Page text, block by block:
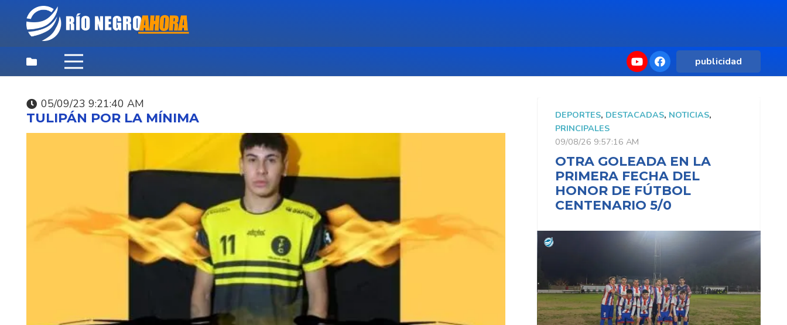
publicidad
05/09/23 9:21:40 AM
TULIPÁN POR LA MÍNIMA
DEPORTES,DESTACADAS
OTRA GOLEADA EN LA
PRIMERA FECHA DEL
CENTENARIO 5/0
PRIMERA FECHA DEL
CENTENARIO 5/0
DEPORTES, DESTACADAS, NOTICIAS,
PRINCIPALES
09/08/26 9:57:16 AM
OTRA GOLEADA EN LA
PRIMERA FECHA DEL
HONOR DE FÚTBOL
CENTENARIO 5/0